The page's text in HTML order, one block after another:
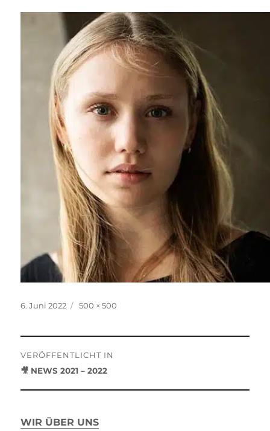
Veröffentlicht
6. Juni 2022 Originalgröße
500 × 500
VERÖFFENTLICHT IN
🎥 NEWS 2021 – 2022
WIR ÜBER UNS